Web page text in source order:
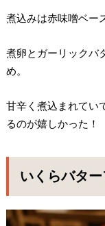
煮込みは赤味噌ベー
煮卵とガーリックバ
め。
甘辛く煮込まれてい
るのが嬉しかった！
いくらバタ